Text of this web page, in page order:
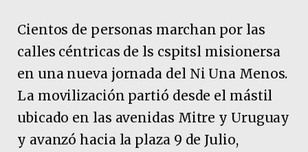
Cientos de personas marchan por las
calles céntricas de ls cspitsl misionersa
en una nueva jornada del Ni Una Menos.
La movilización partió desde el mástil
ubicado en las avenidas Mitre y Uruguay
y avanzó hacia la plaza 9 de Julio,